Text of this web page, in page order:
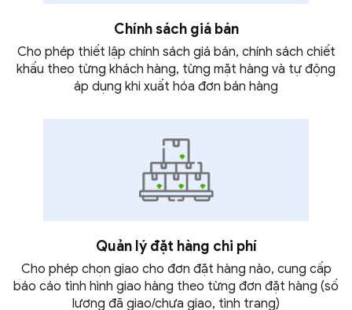
Chính sách giá bán
Cho phép thiết lập chính sách giá bán, chính sách chiết
khấu theo từng khách hàng, từng mặt hàng và tự động
áp dụng khi xuất hóa đơn bán hàng
Quản lý đặt hàng chi phí
Cho phép chọn giao cho đơn đặt hàng nào, cung cấp
báo cáo tình hình giao hàng theo từng đơn đặt hàng (số
lượng đã giao/chưa giao, tình trạng)